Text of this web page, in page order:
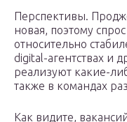
Перспективы.
новая, поэтому
относительно
digital-агентствах и
реализуют какие-
также в командах
Как видите,